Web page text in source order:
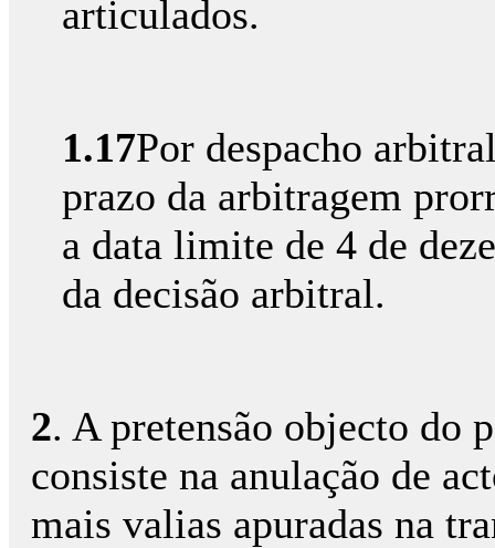
articulados.
1.17Por despacho
prazo da arbitragem
a data limite de 4 de
da decisão arbitral.
2. A pretensão objecto do
consiste na anulação de
mais valias apuradas na